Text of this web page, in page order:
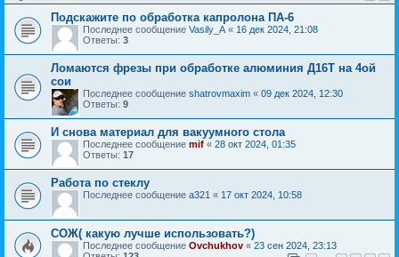
Подскажите по обработка капролона ПА-6
Последнее сообщение Vasily_A « 16 дек 2024, 21:08
Ответы: 3
Ломаются фрезы при обработке алюминия Д16Т на 4ой
сои
Последнее сообщение shatrovmaxim « 09 дек 2024, 12:30
Ответы: 9
И снова материал для вакуумного стола
Последнее сообщение mif « 28 окт 2024, 01:35
Ответы: 17
Работа по стеклу
Последнее сообщение a321 « 17 окт 2024, 10:58
COЖ( какую лучше использовать?)
Последнее сообщение Ovchukhov « 23 сен 2024, 23:13